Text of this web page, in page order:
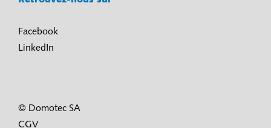
Facebook
LinkedIn
© Domotec SA
CGV